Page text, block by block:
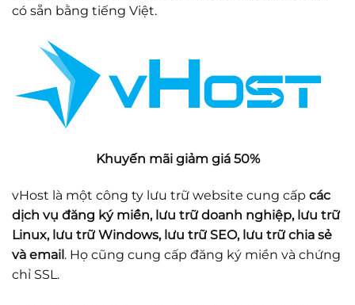
có sẵn bằng tiếng Việt.
Khuyến mãi giảm giá 50%
vHost là một công ty lưu trữ website cung cấp các
dịch vụ đăng ký miền, lưu trữ doanh nghiệp, lưu trữ
Linux, lưu trữ Windows, lưu trữ SEO, lưu trữ chia sẻ
và email. Họ cũng cung cấp đăng ký miền và chứng
chỉ SSL.